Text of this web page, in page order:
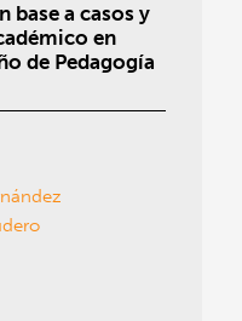
base a casos y
en
de Pedagogía